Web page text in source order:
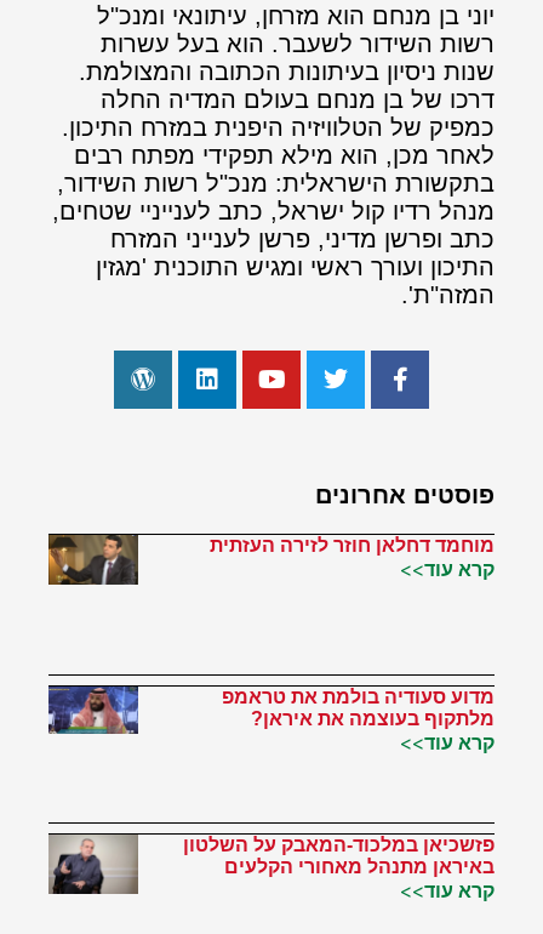
יוני בן מנחם הוא מזרחן, עיתונאי ומנכ"ל
רשות השידור לשעבר. הוא בעל עשרות
שנות ניסיון בעיתונות הכתובה והמצולמת.
דרכו של בן מנחם בעולם המדיה החלה
כמפיק של הטלוויזיה היפנית במזרח התיכון.
לאחר מכן, הוא מילא תפקידי מפתח רבים
בתקשורת הישראלית: מנכ"ל רשות השידור,
מנהל רדיו קול ישראל, כתב לענייניי שטחים,
כתב ופרשן מדיני, פרשן לענייני המזרח
התיכון ועורך ראשי ומגיש התוכנית 'מגזין
המזה"ת'.
פוסטים אחרונים
מוחמד דחלאן חוזר לזירה העזתית
קרא עוד>>
מדוע סעודיה בולמת את טראמפ
מלתקוף בעוצמה את איראן?
קרא עוד>>
פזשכיאן במלכוד-המאבק על השלטון
באיראן מתנהל מאחורי הקלעים
קרא עוד>>